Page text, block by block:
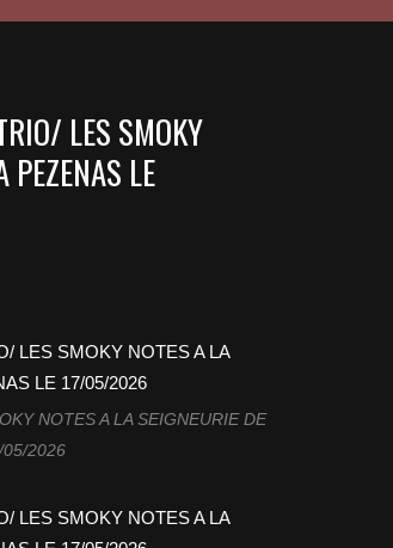
LES SMOKY
PEZENAS LE
NOTES A LA SEIGNEURIE DE
05/2026